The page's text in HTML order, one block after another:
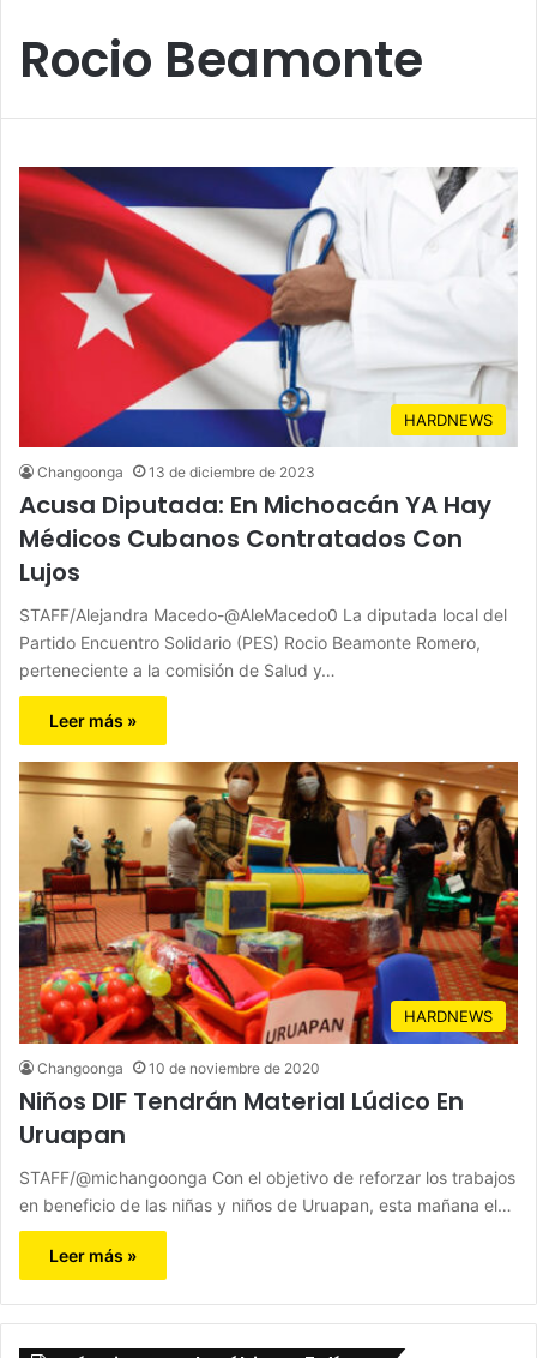
Rocio Beamonte
HARDNEWS
Changoonga 13 de diciembre de 2023
Acusa Diputada: En Michoacán YA Hay
Médicos Cubanos Contratados Con
Lujos
STAFF/Alejandra Macedo-@AleMacedo0 La diputada local del
Partido Encuentro Solidario (PES) Rocio Beamonte Romero,
perteneciente a la comisión de Salud y…
Leer más »
HARDNEWS
Changoonga 10 de noviembre de 2020
Niños DIF Tendrán Material Lúdico En
Uruapan
STAFF/@michangoonga Con el objetivo de reforzar los trabajos
en beneficio de las niñas y niños de Uruapan, esta mañana el…
Leer más »